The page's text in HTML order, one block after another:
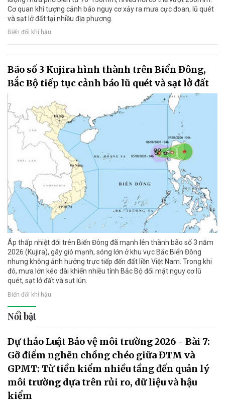
Cơ quan khí tượng cảnh báo nguy cơ xảy ra mưa cực đoan, lũ quét
và sạt lở đất tại nhiều địa phương.
Biến đổi khí hậu
Bão số 3 Kujira hình thành trên Biển Đông,
Bắc Bộ tiếp tục cảnh báo lũ quét và sạt lở đất
Áp thấp nhiệt đới trên Biển Đông đã mạnh lên thành bão số 3 năm
2026 (Kujira), gây gió mạnh, sóng lớn ở khu vực Bắc Biển Đông
nhưng không ảnh hưởng trực tiếp đến đất liền Việt Nam. Trong khi
đó, mưa lớn kéo dài khiến nhiều tỉnh Bắc Bộ đối mặt nguy cơ lũ
quét, sạt lở đất và sụt lún.
Biến đổi khí hậu
Nổi bật
Dự thảo Luật Bảo vệ môi trường 2026 - Bài 7:
Gỡ điểm nghẽn chồng chéo giữa ĐTM và
GPMT: Từ tiền kiểm nhiều tầng đến quản lý
môi trường dựa trên rủi ro, dữ liệu và hậu
kiểm